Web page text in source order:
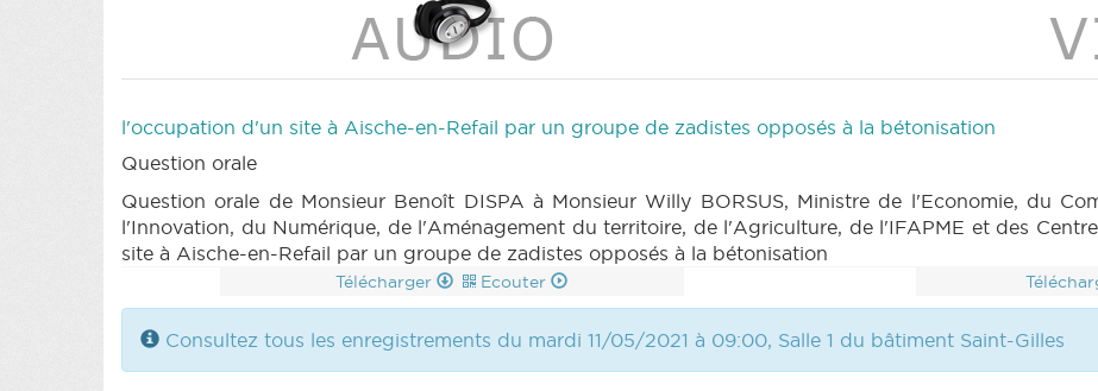
l'occupation d'un site à Aische-en-Refail par un groupe de zadistes opposés à la bétonisation
Question orale
Question orale de Monsieur Benoît DISPA à Monsieur Willy BORSUS, Ministre de l'Economie, du
l'Innovation, du Numérique, de l'Aménagement du territoire, de l'Agriculture, de l'IFAPME et des
site à Aische-en-Refail par un groupe de zadistes opposés à la bétonisation
Télécharger Ecouter
Consultez tous les enregistrements du mardi 11/05/2021 à 09:00, Salle 1 du bâtiment Saint-Gilles